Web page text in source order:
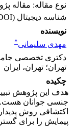
نوع مقاله: مقاله
شناسه دیجیتال (DOI):
نویسنده
مهدی سلیمانی*
دکتری تخصصی
تهران؛ تهران، ایران
چکیده
هدف این پژوهش
جنسی جوانان هست.
اکتشافی روش
پیمایش را برای